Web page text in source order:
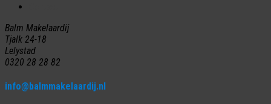
Balm Makelaardij
Tjalk 24-18
Lelystad
0320 28 28 82
info@balmmakelaardij.nl